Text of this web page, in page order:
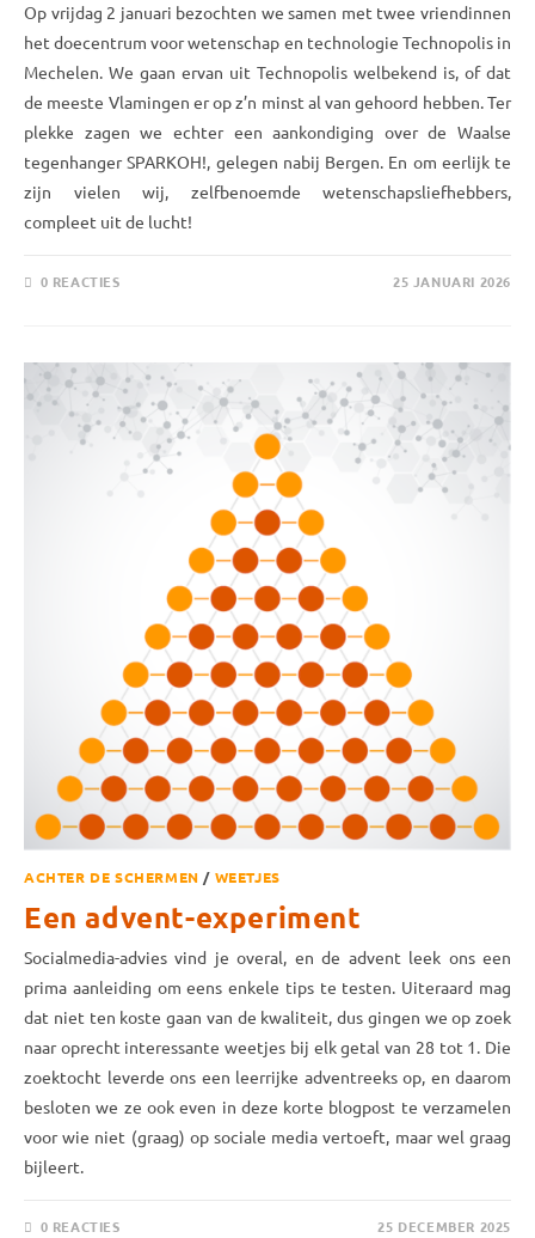
Op vrijdag 2 januari bezochten we samen met twee vriendinnen
het doecentrum voor wetenschap en technologie Technopolis in
Mechelen. We gaan ervan uit Technopolis welbekend is, of dat
de meeste Vlamingen er op z’n minst al van gehoord hebben. Ter
plekke zagen we echter een aankondiging over de Waalse
tegenhanger SPARKOH!, gelegen nabij Bergen. En om eerlijk te
zijn vielen wij, zelfbenoemde wetenschapsliefhebbers,
compleet uit de lucht!
0 REACTIES 25 JANUARI 2026
ACHTER DE SCHERMEN / WEETJES
Een advent-experiment
Socialmedia-advies vind je overal, en de advent leek ons een
prima aanleiding om eens enkele tips te testen. Uiteraard mag
dat niet ten koste gaan van de kwaliteit, dus gingen we op zoek
naar oprecht interessante weetjes bij elk getal van 28 tot 1. Die
zoek­tocht leverde ons een leerrijke advent­reeks op, en daarom
besloten we ze ook even in deze korte blogpost te verzamelen
voor wie niet (graag) op sociale media vertoeft, maar wel graag
bijleert.
0 REACTIES 25 DECEMBER 2025